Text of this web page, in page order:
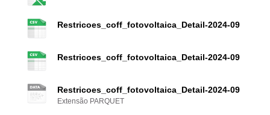
Restricoes_coff_fotovoltaica_Detail-2024-09
Restricoes_coff_fotovoltaica_Detail-2024-09
Restricoes_coff_fotovoltaica_Detail-2024-09
Extensão PARQUET